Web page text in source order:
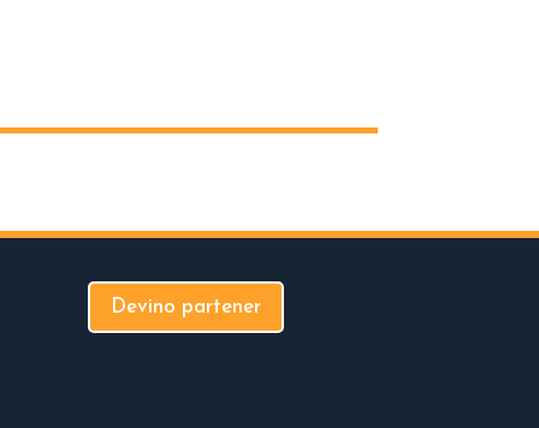
Devino partener